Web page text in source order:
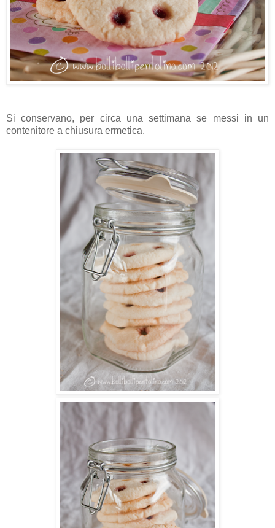
Si conservano, per circa una settimana se messi in un
contenitore a chiusura ermetica.